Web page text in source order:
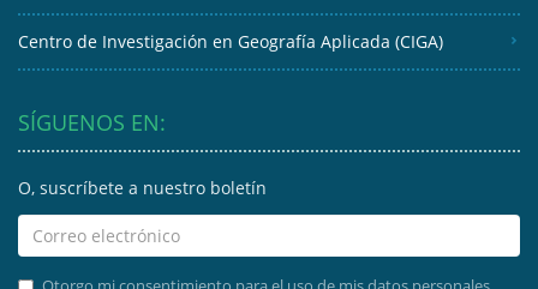
Centro de Investigación en Geografía Aplicada (CIGA)
SÍGUENOS EN:
O, suscríbete a nuestro boletín